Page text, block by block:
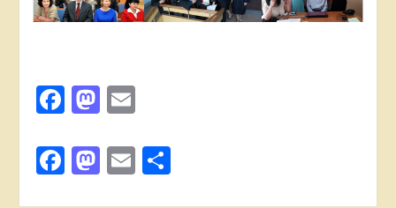
Facebook
Mastodon
Facebook
Mastodon
Email